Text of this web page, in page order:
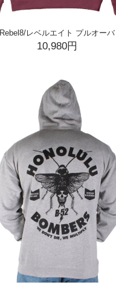
Rebel8/レベルエイト プルオーバ
10,980円